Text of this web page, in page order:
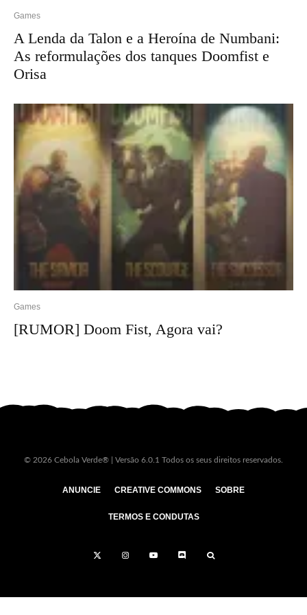
Games
A Lenda da Talon e a Heroína de Numbani:
As reformulações dos tanques Doomfist e
Orisa
Games
[RUMOR] Doom Fist, Agora vai?
© 2026 Cebola Verde® | Versão 6.0.1 Todos os seus direitos reservados.
ANUNCIE CREATIVE COMMONS SOBRE
TERMOS E CONDUTAS